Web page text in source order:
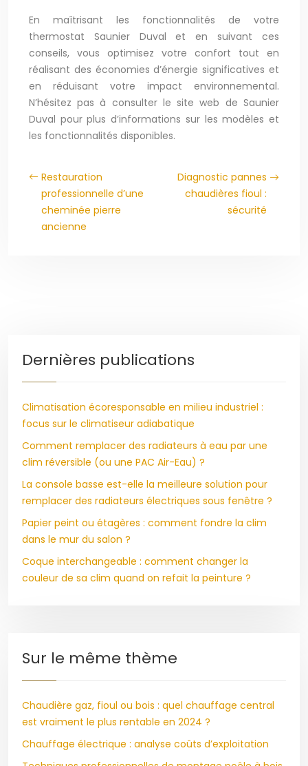
En maîtrisant les fonctionnalités de votre
thermostat Saunier Duval et en suivant ces
conseils, vous optimisez votre confort tout en
réalisant des économies d’énergie significatives et
en réduisant votre impact environnemental.
N’hésitez pas à consulter le site web de Saunier
Duval pour plus d’informations sur les modèles et
les fonctionnalités disponibles.
Restauration
professionnelle d’une
cheminée pierre
ancienne
Diagnostic pannes
chaudières fioul :
sécurité
Dernières publications
Climatisation écoresponsable en milieu industriel :
focus sur le climatiseur adiabatique
Comment remplacer des radiateurs à eau par une
clim réversible (ou une PAC Air-Eau) ?
La console basse est-elle la meilleure solution pour
remplacer des radiateurs électriques sous fenêtre ?
Papier peint ou étagères : comment fondre la clim
dans le mur du salon ?
Coque interchangeable : comment changer la
couleur de sa clim quand on refait la peinture ?
Sur le même thème
Chaudière gaz, fioul ou bois : quel chauffage central
est vraiment le plus rentable en 2024 ?
Chauffage électrique : analyse coûts d’exploitation